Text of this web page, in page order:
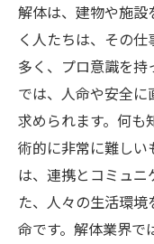
解体は、建物や施設
く人たちは、その
多く、プロ意識を持
では、人命や安全
求められます。何も
術的に非常に難しい
は、連携とコミュニ
た、人々の生活環
命です。解体業界で